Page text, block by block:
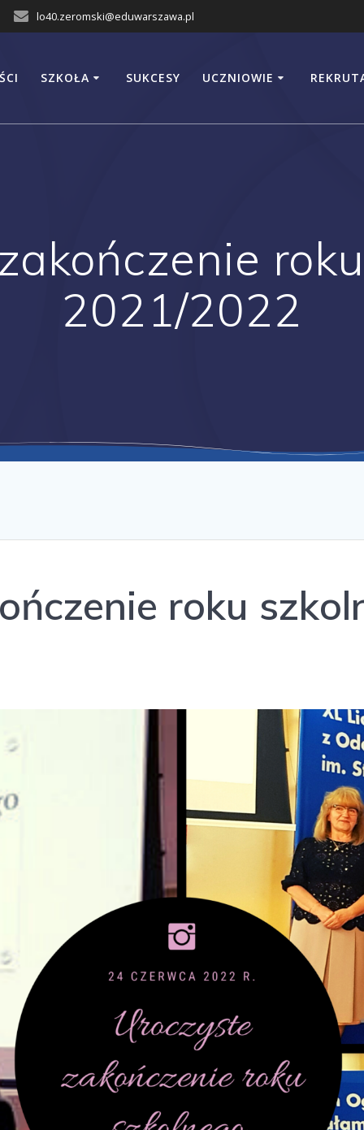
lo40.zeromski@eduwarszawa.pl
SZKOŁA SUKCESY UCZNIOWIE
2021/2022
roku